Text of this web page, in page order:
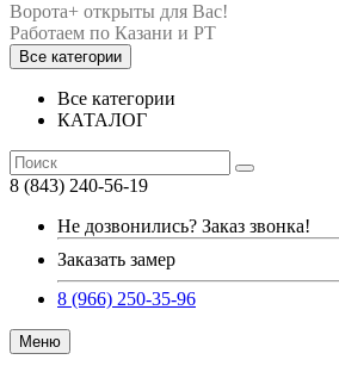
Ворота+ открыты для Вас!
Все категории
Все категории
КАТАЛОГ
8 (843) 240-56-19
Не дозвонились? Заказ звонка!
Заказать замер
8 (966) 250-35-96
Меню